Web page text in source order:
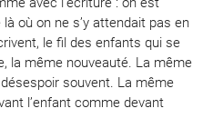
où on ne s’y attendait pas en
le fil des enfants qui se
la même nouveauté. La même
souvent. La même
l’enfant comme devant